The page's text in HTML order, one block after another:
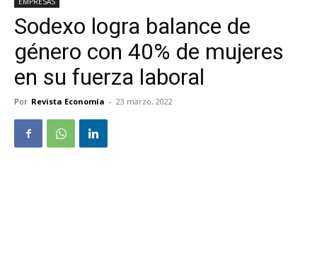
Sodexo logra balance de
género con 40% de mujeres
en su fuerza laboral
Por Revista Economía - 23 marzo, 2022